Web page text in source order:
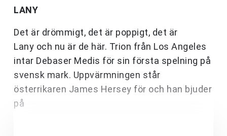
LANY
Det är drömmigt, det är poppigt, det är
Lany och nu är de här. Trion från Los Angeles
intar Debaser Medis för sin första spelning på
svensk mark. Uppvärmningen står
österrikaren James Hersey för och han bjuder
på